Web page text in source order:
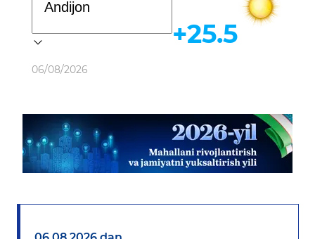
Ob-havo
06/08/2026
+25.5